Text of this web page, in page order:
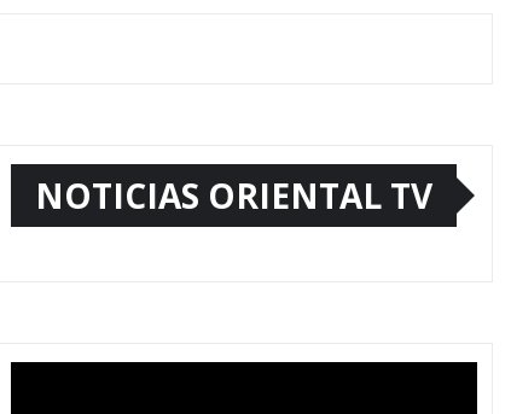
NOTICIAS ORIENTAL TV